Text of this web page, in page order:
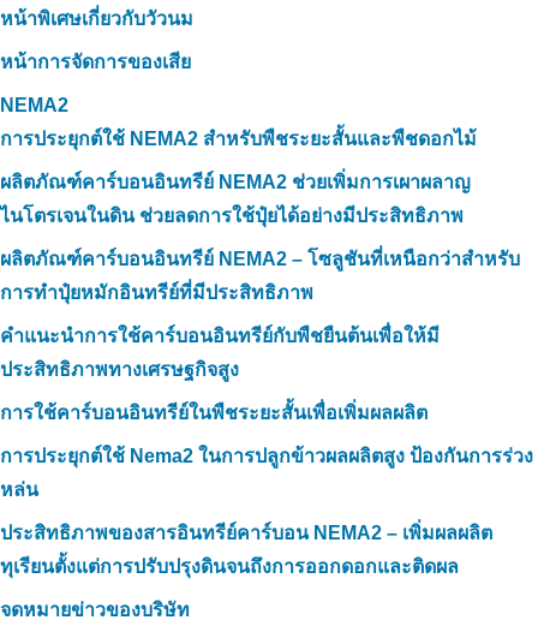
หน้าพิเศษเกี่ยวกับวัวนม
หน้าการจัดการของเสีย
NEMA2
การประยุกต์ใช้ NEMA2 สำหรับพืชระยะสั้นและพืชดอกไม้
ผลิตภัณฑ์คาร์บอนอินทรีย์ NEMA2 ช่วยเพิ่มการเผาผลาญ
ไนโตรเจนในดิน ช่วยลดการใช้ปุ๋ยได้อย่างมีประสิทธิภาพ
ผลิตภัณฑ์คาร์บอนอินทรีย์ NEMA2 – โซลูชันที่เหนือกว่าสำหรับ
การทำปุ๋ยหมักอินทรีย์ที่มีประสิทธิภาพ
คำแนะนำการใช้คาร์บอนอินทรีย์กับพืชยืนต้นเพื่อให้มี
ประสิทธิภาพทางเศรษฐกิจสูง
การใช้คาร์บอนอินทรีย์ในพืชระยะสั้นเพื่อเพิ่มผลผลิต
การประยุกต์ใช้ Nema2 ในการปลูกข้าวผลผลิตสูง ป้องกันการร่วง
หล่น
ประสิทธิภาพของสารอินทรีย์คาร์บอน NEMA2 – เพิ่มผลผลิต
ทุเรียนตั้งแต่การปรับปรุงดินจนถึงการออกดอกและติดผล
จดหมายข่าวของบริษัท